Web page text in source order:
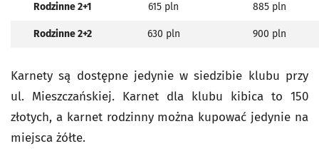
Rodzinne 2+1 615 pln 885 pln
Rodzinne 2+2 630 pln 900 pln
Karnety są dostępne jedynie w siedzibie klubu przy
ul. Mieszczańskiej. Karnet dla klubu kibica to 150
złotych, a karnet rodzinny można kupować jedynie na
miejsca żółte.